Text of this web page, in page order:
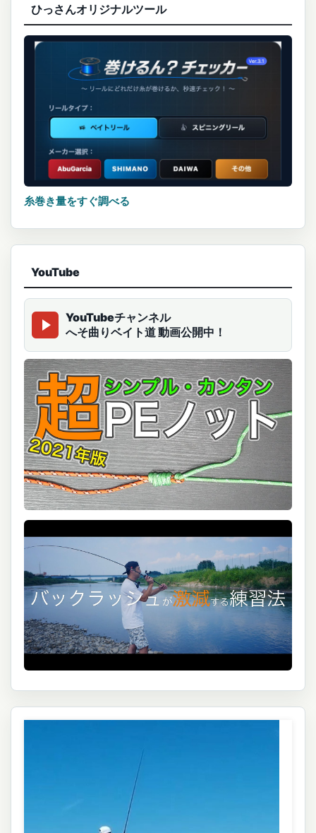
ひっさんオリジナルツール
糸巻き量をすぐ調べる
YouTube
YouTubeチャンネル
へそ曲りベイト道 動画公開中！